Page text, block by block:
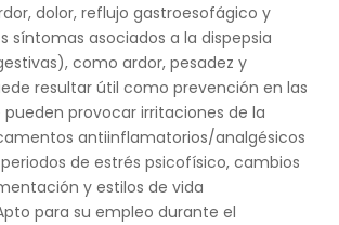
dolor, reflujo gastroesofágico y
síntomas asociados a la dispepsia
como ardor, pesadez y
resultar útil como prevención en las
provocar irritaciones de la
antiinflamatorios/analgésicos
de estrés psicofísico, cambios
y estilos de vida
para su empleo durante el